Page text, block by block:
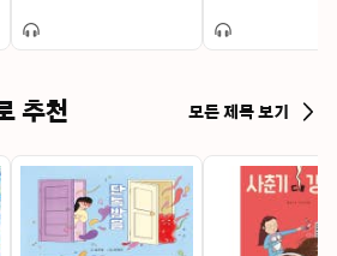
추천 모든 제목 보기